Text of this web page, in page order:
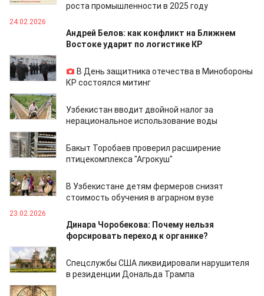
роста промышленности в 2025 году
24.02.2026
Андрей Белов: как конфликт на Ближнем
Востоке ударит по логистике КР
23.02.2026
В День защитника отечества в Минобороны
КР состоялся митинг
23.02.2026
Узбекистан вводит двойной налог за
нерациональное использование воды
23.02.2026
Бакыт Торобаев проверил расширение
птицекомплекса "Агрокуш"
23.02.2026
В Узбекистане детям фермеров снизят
стоимость обучения в аграрном вузе
23.02.2026
Динара Чоробекова: Почему нельзя
форсировать переход к органике?
23.02.2026
Спецслужбы США ликвидировали нарушителя
в резиденции Дональда Трампа
23.02.2026